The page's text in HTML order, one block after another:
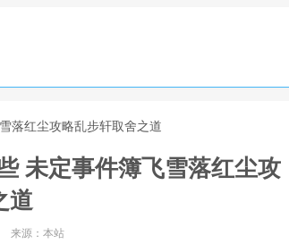
落红尘攻略乱步轩取舍之道
未定事件簿飞雪落红尘攻
道
来源：本站